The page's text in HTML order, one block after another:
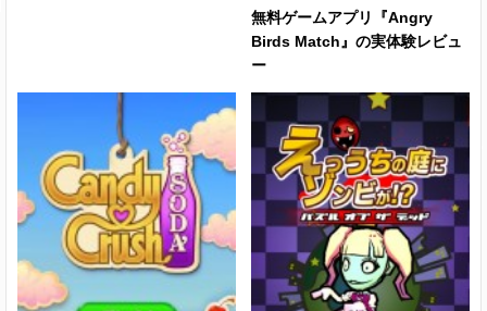
無料ゲームアプリ『Angry
Birds Match』の実体験レビュ
ー